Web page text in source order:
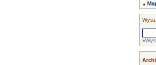
»